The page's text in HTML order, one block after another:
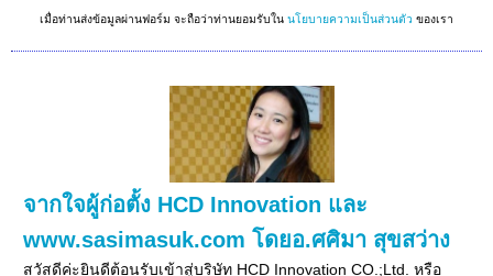
เมื่อท่านส่งข้อมูลผ่านฟอร์ม จะถือว่าท่านยอมรับใน นโยบายความเป็นส่วนตัว ของเรา
จากใจผู้ก่อตั้ง HCD Innovation และ
www.sasimasuk.com โดยอ.ศศิมา สุขสว่าง
สวัสดีค่ะยินดีต้อนรับเข้าสู่บริษัท HCD Innovation CO.;Ltd. หรือ